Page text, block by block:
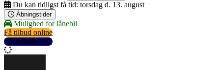
Du kan tidligst få tid: torsdag d. 13. august
Åbningstider
Mulighed for lånebil
Få tilbud online
Se detaljer